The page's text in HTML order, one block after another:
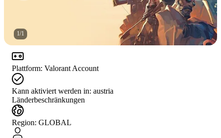
1/1
Plattform: Valorant Account
Kann aktiviert werden in: austria
Länderbeschränkungen
Region: GLOBAL